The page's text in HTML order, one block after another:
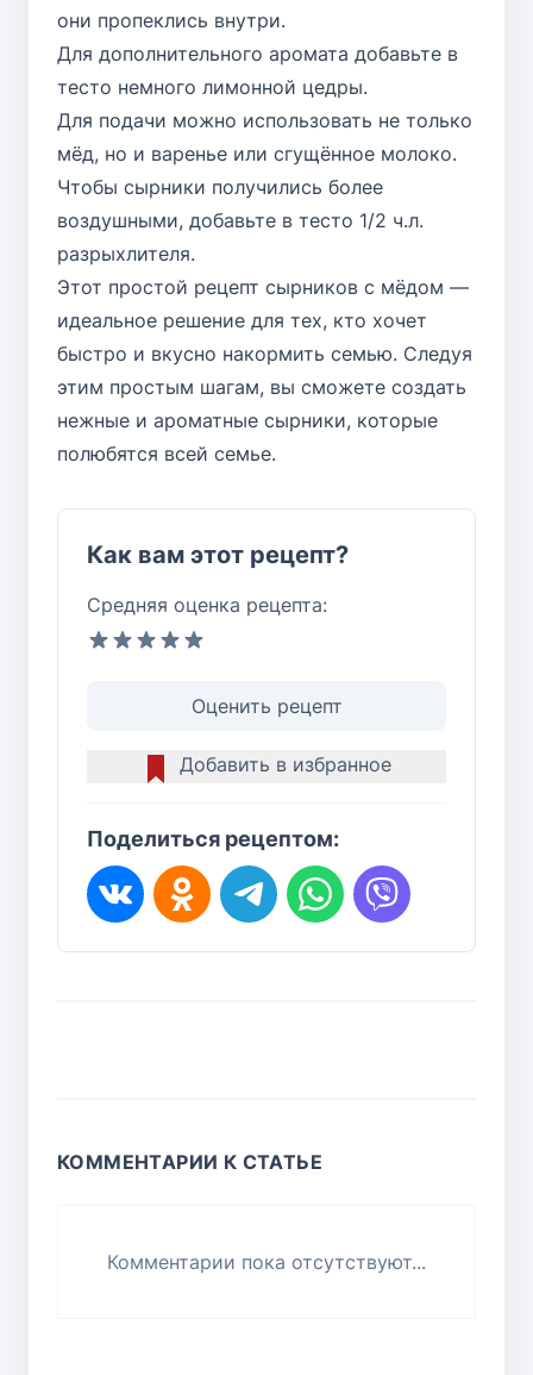
они пропеклись внутри.
Для дополнительного аромата добавьте в
тесто немного лимонной цедры.
Для подачи можно использовать не только
мёд, но и варенье или сгущённое молоко.
Чтобы сырники получились более
воздушными, добавьте в тесто 1/2 ч.л.
разрыхлителя.
Этот простой рецепт сырников с мёдом —
идеальное решение для тех, кто хочет
быстро и вкусно накормить семью. Следуя
этим простым шагам, вы сможете создать
нежные и ароматные сырники, которые
полюбятся всей семье.
Как вам этот рецепт?
Средняя оценка рецепта:
Оценить рецепт
Добавить в избранное
Поделиться рецептом:
КОММЕНТАРИИ К СТАТЬЕ
Комментарии пока отсутствуют...